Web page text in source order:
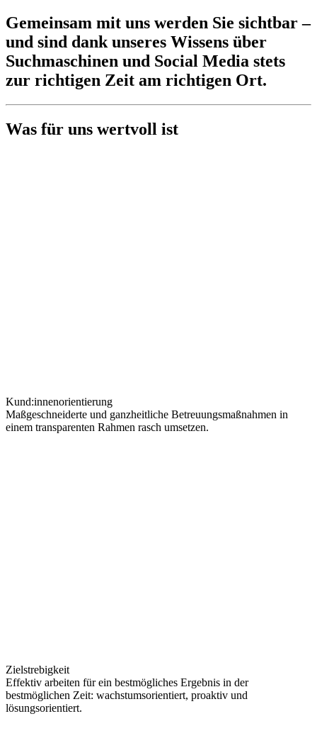
Gemeinsam mit uns werden Sie sichtbar –
und sind dank unseres Wissens über
Suchmaschinen und Social Media stets
zur richtigen Zeit am richtigen Ort.
Was für uns wertvoll ist
Kund:innenorientierung
Maßgeschneiderte und ganzheitliche Betreuungsmaßnahmen in
einem transparenten Rahmen rasch umsetzen.
Zielstrebigkeit
Effektiv arbeiten für ein bestmögliches Ergebnis in der
bestmöglichen Zeit: wachstumsorientiert, proaktiv und
lösungsorientiert.